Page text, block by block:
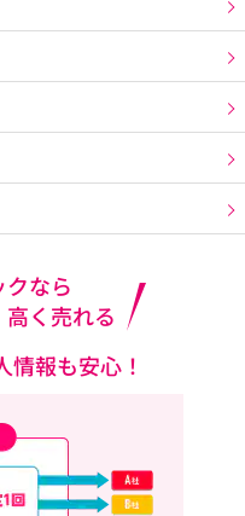
なら
く売れる
報も安心！